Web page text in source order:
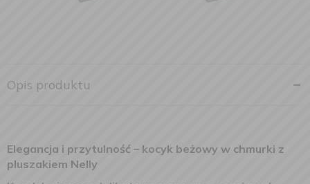
Opis produktu
Elegancja i przytulność – kocyk beżowy w chmurki z
pluszakiem Nelly